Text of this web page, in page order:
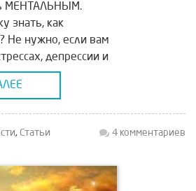
МЕНТАЛЬНЫМ.
знать, как
Не нужно, если вам
депрессии и
головные
лет
, Статьи 4 комментариев